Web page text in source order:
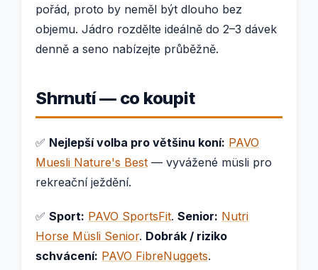
pořád, proto by neměl být dlouho bez
objemu. Jádro rozdělte ideálně do 2–3 dávek
denně a seno nabízejte průběžně.
Shrnutí — co koupit
✅ Nejlepší volba pro většinu koní: PAVO
Muesli Nature's Best — vyvážené müsli pro
rekreační ježdění.
✅ Sport: PAVO SportsFit. Senior: Nutri
Horse Müsli Senior. Dobrák / riziko
schvácení: PAVO FibreNuggets.